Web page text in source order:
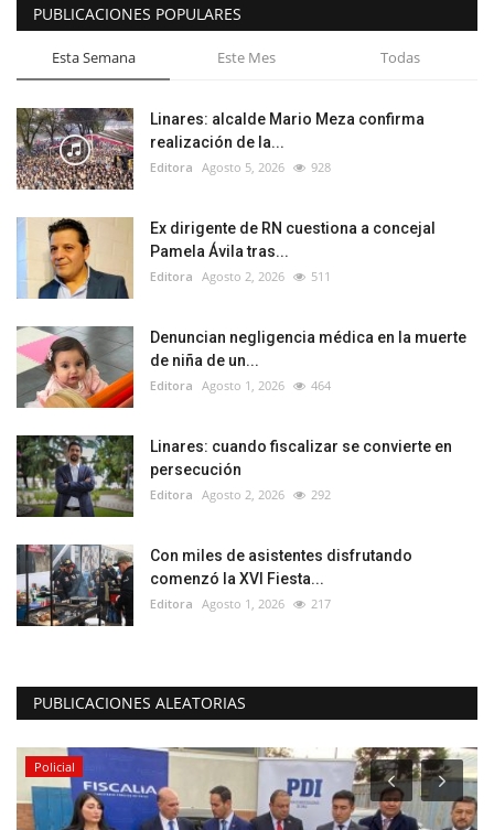
PUBLICACIONES POPULARES
Esta Semana Este Mes Todas
Linares: alcalde Mario Meza confirma
realización de la...
Editora Agosto 5, 2026 928
Ex dirigente de RN cuestiona a concejal
Pamela Ávila tras...
Editora Agosto 2, 2026 511
Denuncian negligencia médica en la muerte
de niña de un...
Editora Agosto 1, 2026 464
Linares: cuando fiscalizar se convierte en
persecución
Editora Agosto 2, 2026 292
Con miles de asistentes disfrutando
comenzó la XVI Fiesta...
Editora Agosto 1, 2026 217
PUBLICACIONES ALEATORIAS
Policial